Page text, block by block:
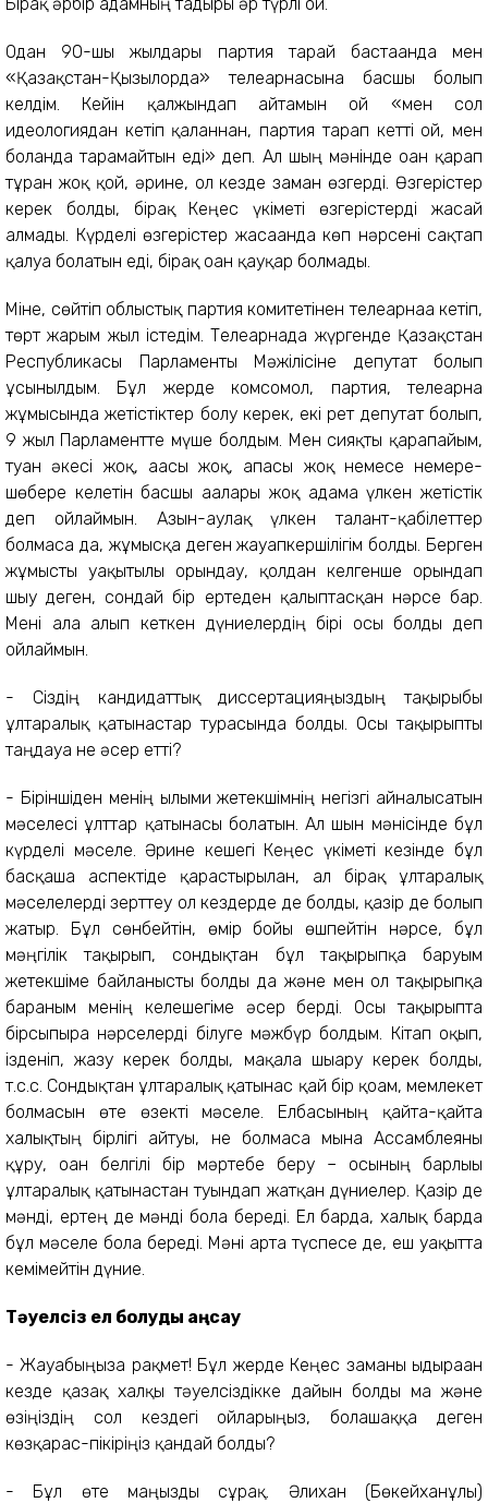
Одан 90-шы жылдары партия тарай бастағанда мен
«Қазақстан-Қызылорда» телеарнасына басшы болып
келдім. Кейін қалжындап айтамын ғой «мен сол
идеологиядан кетіп қалғаннан, партия тарап кетті ғой, мен
болғанда тарамайтын еді» деп. Ал шың мәнінде оған қарап
тұрған жоқ қой, әрине, ол кезде заман өзгерді. Өзгерістер
керек болды, бірақ Кеңес үкіметі өзгерістерді жасай
алмады. Күрделі өзгерістер жасағанда көп нәрсені сақтап
қалуға болатын еді, бірақ оған қауқар болмады.
Міне, сөйтіп облыстық партия комитетінен телеарнаға кетіп,
төрт жарым жыл істедім. Телеарнада жүргенде Қазақстан
Республикасы Парламенты Мәжілісіне депутат болып
ұсынылдым. Бұл жерде комсомол, партия, телеарна
жұмысында жетістіктер болу керек, екі рет депутат болып,
9 жыл Парламентте мүше болдым. Мен сияқты қарапайым,
туған әкесі жоқ, ағасы жоқ, апасы жоқ немесе немере-
шөбере келетін басшы ағалары жоқ адамға үлкен жетістік
деп ойлаймын. Азын-аулақ үлкен талант-қабілеттер
болмаса да, жұмысқа деген жауапкершілігім болды. Берген
жұмысты уақытылы орындау, қолдан келгенше орындап
шығу деген, сондай бір ертеден қалыптасқан нәрсе бар.
Мені алға алып кеткен дүниелердің бірі осы болды деп
ойлаймын.
- Сіздің кандидаттық диссертацияңыздың тақырыбы
ұлтаралық қатынастар турасында болды. Осы тақырыпты
таңдауға не әсер етті?
- Біріншіден менің ғылыми жетекшімнің негізгі айналысатын
мәселесі ұлттар қатынасы болатын. Ал шын мәнісінде бұл
күрделі мәселе. Әрине кешегі Кеңес үкіметі кезінде бұл
басқаша аспектіде қарастырылған, ал бірақ ұлтаралық
мәселелерді зерттеу ол кездерде де болды, қазір де болып
жатыр. Бұл сөнбейтін, өмір бойы өшпейтін нәрсе, бұл
мәңгілік тақырып, сондықтан бұл тақырыпқа баруым
жетекшіме байланысты болды да және мен ол тақырыпқа
барғаным менің келешегіме әсер берді. Осы тақырыпта
бірсыпыра нәрселерді білуге мәжбүр болдым. Кітап оқып,
ізденіп, жазу керек болды, мақала шығару керек болды,
т.с.с. Сондықтан ұлтаралық қатынас қай бір қоғам, мемлекет
болмасын өте өзекті мәселе. Елбасының қайта-қайта
халықтың бірлігі айтуы, не болмаса мына Ассамблеяны
құру, оған белгілі бір мәртебе беру – осының барлығы
ұлтаралық қатынастан туындап жатқан дүниелер. Қазір де
мәнді, ертең де мәнді бола береді. Ел барда, халық барда
бұл мәселе бола береді. Мәні арта түспесе де, еш уақытта
кемімейтін дүние.
Тәуелсіз ел болуды аңсау
- Жауабыңызға рақмет! Бұл жерде Кеңес заманы ыдыраған
кезде қазақ халқы тәуелсіздікке дайын болды ма және
өзіңіздің сол кездегі ойларыңыз, болашаққа деген
көзқарас-пікіріңіз қандай болды?
- Бұл өте маңызды сұрақ. Әлихан (Бөкейханұлы)